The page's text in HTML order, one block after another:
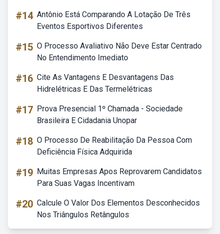
#14 Antônio Está Comparando A Lotação De Três
Eventos Esportivos Diferentes
#15 O Processo Avaliativo Não Deve Estar Centrado
No Entendimento Imediato
#16 Cite As Vantagens E Desvantagens Das
Hidrelétricas E Das Termelétricas
#17 Prova Presencial 1º Chamada - Sociedade
Brasileira E Cidadania Unopar
#18 O Processo De Reabilitação Da Pessoa Com
Deficiência Física Adquirida
#19 Muitas Empresas Apos Reprovarem Candidatos
Para Suas Vagas Incentivam
#20 Calcule O Valor Dos Elementos Desconhecidos
Nos Triângulos Retângulos